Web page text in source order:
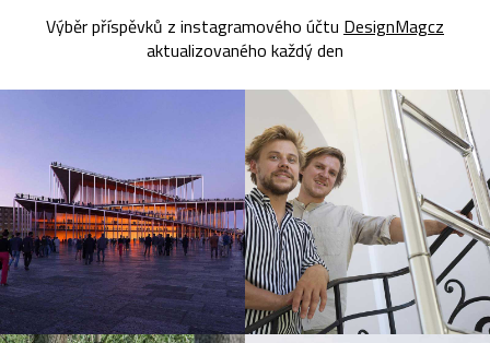
Výběr příspěvků z instagramového účtu DesignMagcz
aktualizovaného každý den